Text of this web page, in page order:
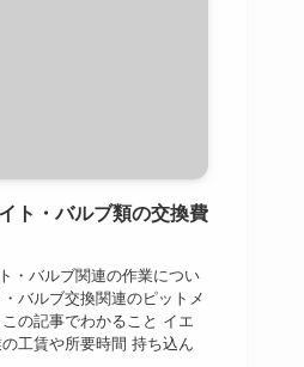
ト・バルブ類の交換費
・バルブ関連の作業につい
バルブ交換関連のピットメ
の記事でわかること イエ
工賃や所要時間 持ち込ん